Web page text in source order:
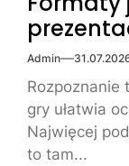
Admin
Rozpoznanie
gry ułatwia
Najwięcej
to tam...